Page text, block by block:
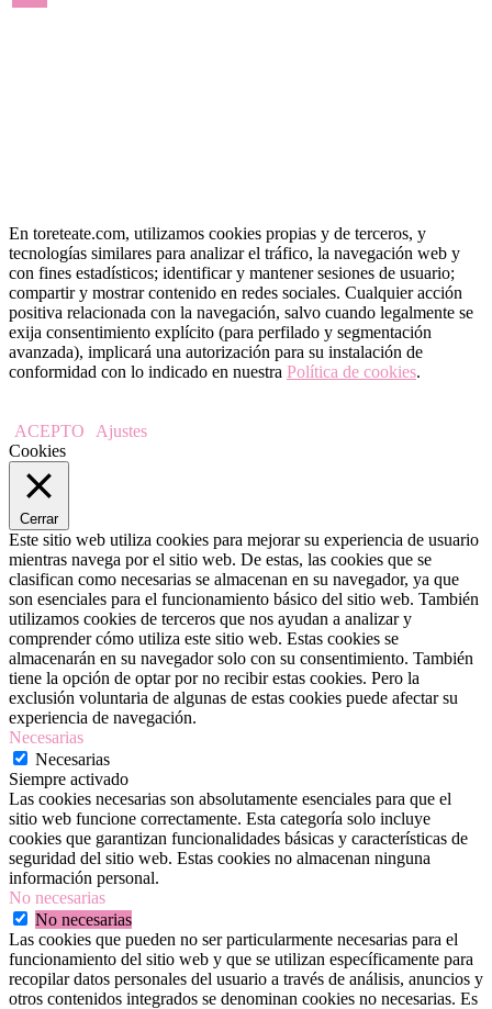
En toreteate.com, utilizamos cookies propias y de terceros, y
tecnologías similares para analizar el tráfico, la navegación web y
con fines estadísticos; identificar y mantener sesiones de usuario;
compartir y mostrar contenido en redes sociales. Cualquier acción
positiva relacionada con la navegación, salvo cuando legalmente se
exija consentimiento explícito (para perfilado y segmentación
avanzada), implicará una autorización para su instalación de
conformidad con lo indicado en nuestra Política de cookies.
ACEPTO
Ajustes
Cookies
Cerrar
Este sitio web utiliza cookies para mejorar su experiencia de usuario
mientras navega por el sitio web. De estas, las cookies que se
clasifican como necesarias se almacenan en su navegador, ya que
son esenciales para el funcionamiento básico del sitio web. También
utilizamos cookies de terceros que nos ayudan a analizar y
comprender cómo utiliza este sitio web. Estas cookies se
almacenarán en su navegador solo con su consentimiento. También
tiene la opción de optar por no recibir estas cookies. Pero la
exclusión voluntaria de algunas de estas cookies puede afectar su
experiencia de navegación.
Necesarias
Necesarias
Siempre activado
Las cookies necesarias son absolutamente esenciales para que el
sitio web funcione correctamente. Esta categoría solo incluye
cookies que garantizan funcionalidades básicas y características de
seguridad del sitio web. Estas cookies no almacenan ninguna
información personal.
No necesarias
No necesarias
Las cookies que pueden no ser particularmente necesarias para el
funcionamiento del sitio web y que se utilizan específicamente para
recopilar datos personales del usuario a través de análisis, anuncios y
otros contenidos integrados se denominan cookies no necesarias. Es